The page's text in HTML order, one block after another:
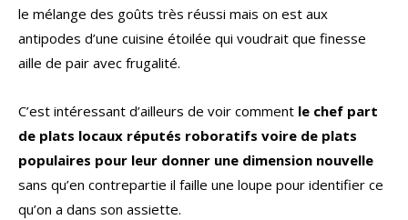
le mélange des goûts très réussi mais on est aux
antipodes d’une cuisine étoilée qui voudrait que finesse
aille de pair avec frugalité.
C’est intéressant d’ailleurs de voir comment le chef part
de plats locaux réputés roboratifs voire de plats
populaires pour leur donner une dimension nouvelle
sans qu’en contrepartie il faille une loupe pour identifier ce
qu’on a dans son assiette.